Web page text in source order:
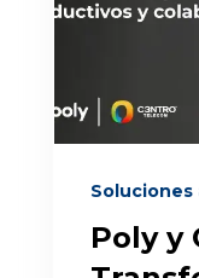
Soluciones
Poly y